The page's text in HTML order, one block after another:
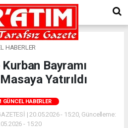
HABERLER
Bayramı
Yatırıldı
GÜNCEL HABERLER
| 20.05.2026 - 15:20, Güncelleme:
- 15:20